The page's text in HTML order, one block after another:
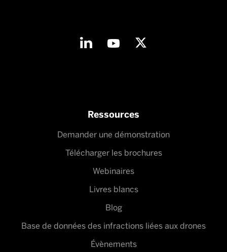
Ressources
Demander une démonstration
Télécharger les brochures
Webinaires
Livres blancs
Blog
Base de données des infractions liées aux drones
Évènements